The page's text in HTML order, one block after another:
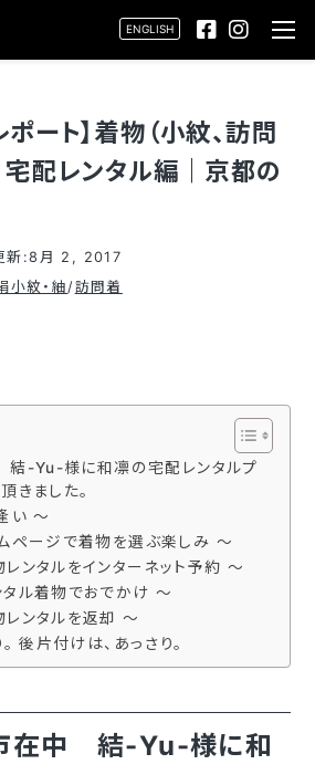
ENGLISH
ート】着物（小紋、訪問
配レンタル編｜京都の
新:8月 2, 2017
小紋・紬 /訪問着
-Yu-様に和凛の宅配レンタルプ
きました。
い ～
ページで着物を選ぶ楽しみ ～
ンタルをインターネット予約 ～
ル着物でおでかけ ～
ンタルを返却 ～
後片付けは、あっさり。
在中 結-Yu-様に和